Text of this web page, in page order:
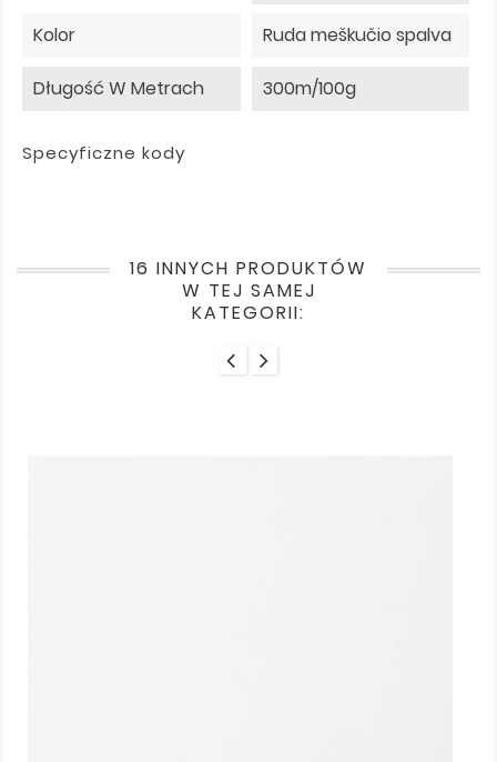
Kolor Ruda meškučio spalva
Długość W Metrach 300m/100g
Specyficzne kody
16 INNYCH PRODUKTÓW
W TEJ SAMEJ
KATEGORII: